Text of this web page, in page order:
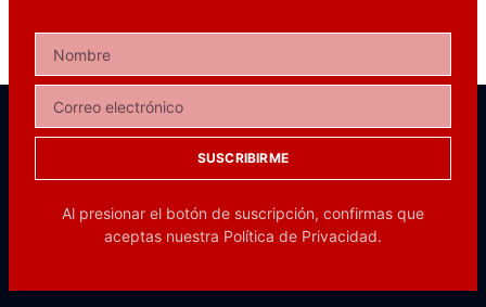
SUSCRIBIRME
Al presionar el botón de suscripción, confirmas que
aceptas nuestra Política de Privacidad.